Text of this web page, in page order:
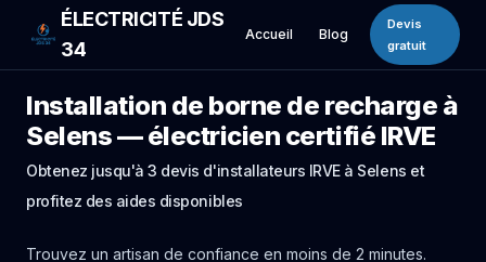
ÉLECTRICITÉ JDS
34
Accueil Blog
Devis
gratuit
Installation de borne de recharge à
Selens — électricien certifié IRVE
Obtenez jusqu'à 3 devis d'installateurs IRVE à Selens et
profitez des aides disponibles
Trouvez un artisan de confiance en moins de 2 minutes.